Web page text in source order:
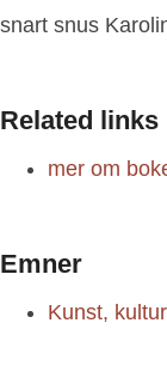
snart snus
Related links
mer om
Emner
Kunst,